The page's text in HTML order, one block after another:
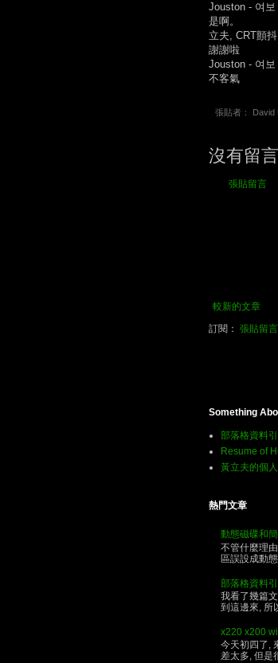
Jouston - 여
是啊。
立夫, CRT顫
謝謝啦
Jouston - 여
不客氣
張貼者： David
沒有留
張貼留言
較新的文章
訂閱： 張貼留
Something
部落格資料
Resume of
黃立夫的個
熱門文章
動態磁碟和
不管什麼理
區誤設成動
部落格資料
我看了幾篇
到這邊來, 所
x220 x200
今天初四了,
差太多, 但是